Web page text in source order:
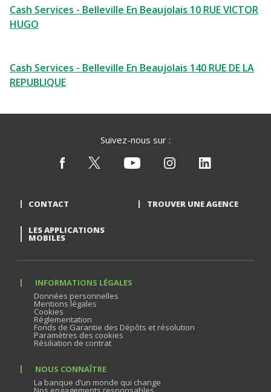
Cash Services - Belleville En Beaujolais 10 RUE VICTOR
HUGO
Cash Services - Belleville En Beaujolais 140 RUE DE LA
REPUBLIQUE
Suivez-nous sur :
CONTACT TROUVER UNE AGENCE
LES APPLICATIONS
MOBILES
INFORMATIONS LÉGALES
Données personnelles
Mentions légales
Cookies
Réglementation
Fonds de Garantie des Dépôts et résolution
Paramètres des cookies
Résiliation de contrat
NOUS CONNAÎTRE
La banque d’un monde qui change